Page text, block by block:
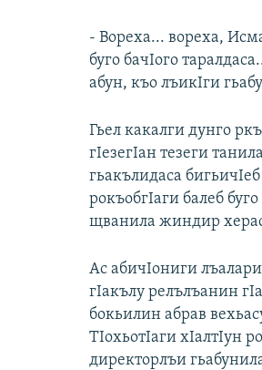
- Вореха... вореха,
буго бачIого
абун, къо лъикIги
Гьел какалги дунго
гIезегIан тезеги
гьакълидаса
рокъобгIаги балеб
щванила жиндир
Ас абичIониги
гIакълу релълъанин
бокьилин абрав
ТIохьотIаги хIалтIун
директорлъи